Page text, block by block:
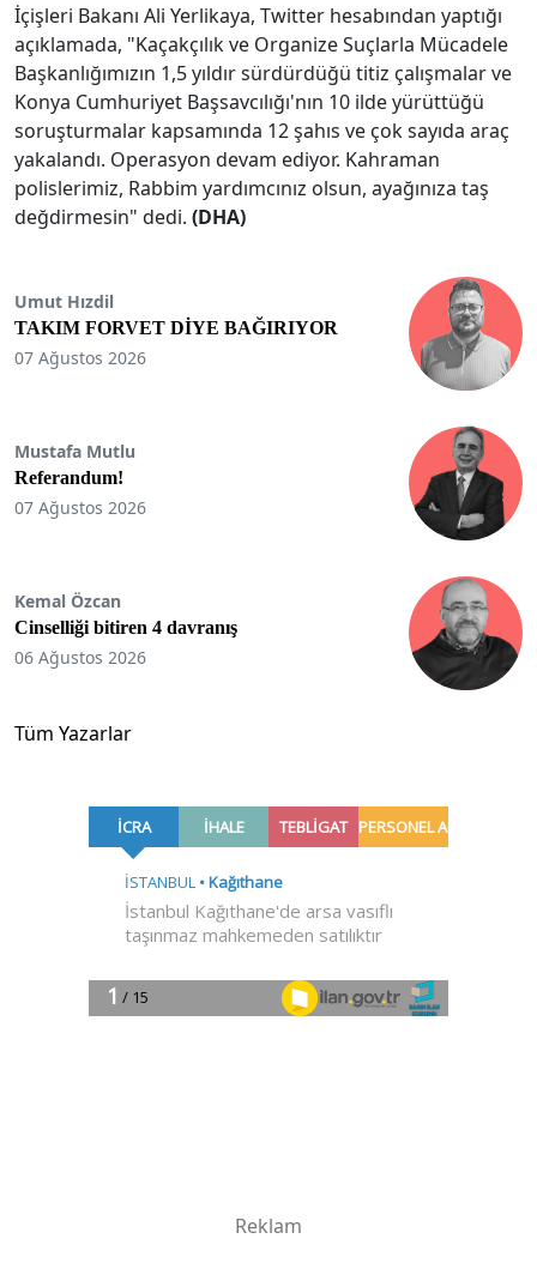
İçişleri Bakanı Ali Yerlikaya, Twitter hesabından yaptığı
açıklamada, "Kaçakçılık ve Organize Suçlarla Mücadele
Başkanlığımızın 1,5 yıldır sürdürdüğü titiz çalışmalar ve
Konya Cumhuriyet Başsavcılığı'nın 10 ilde yürüttüğü
soruşturmalar kapsamında 12 şahıs ve çok sayıda araç
yakalandı. Operasyon devam ediyor. Kahraman
polislerimiz, Rabbim yardımcınız olsun, ayağınıza taş
değdirmesin" dedi. (DHA)
Umut Hızdil
TAKIM FORVET DİYE BAĞIRIYOR
07 Ağustos 2026
Mustafa Mutlu
Referandum!
07 Ağustos 2026
Kemal Özcan
Cinselliği bitiren 4 davranış
06 Ağustos 2026
Tüm Yazarlar